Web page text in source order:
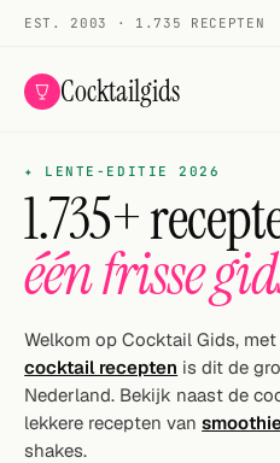
EST. 2003 · 1.735 RECEPTEN
Cocktailgids
Menu
COCKTAILS
Alle cocktails
Smoothies
Alcoholvrij
Mijn drank
✦ LENTE-EDITIE 2026
1.735+
één frisse
Welkom op Cocktail Gids,
cocktail recepten is dit de
Nederland. Bekijk naast de
lekkere recepten van
shakes.